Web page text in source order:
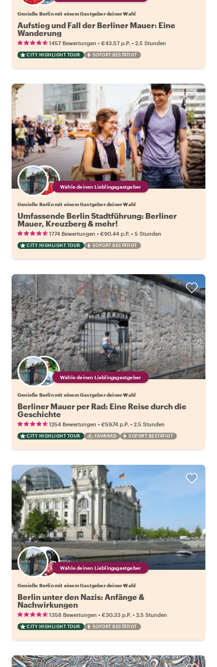
Genieße Berlin mit einem Gastgeber deiner Wahl
Aufstieg und Fall der Berliner Mauer: Eine
Wanderung
1457 Bewertungen • €43.57 p.P. • 2.5 Stunden
CITY HIGHLIGHT TOUR SOFORT BESTÄTIGT
Wähle deinen Lieblingsgastgeber
Genieße Berlin mit einem Gastgeber deiner Wahl
Umfassende Berlin Stadtführung: Berliner
Mauer, Kreuzberg & mehr!
1774 Bewertungen • €90.44 p.P. • 5 Stunden
CITY HIGHLIGHT TOUR SOFORT BESTÄTIGT
Wähle deinen Lieblingsgastgeber
Genieße Berlin mit einem Gastgeber deiner Wahl
Berliner Mauer per Rad: Eine Reise durch die
Geschichte
1254 Bewertungen • €59.74 p.P. • 2.5 Stunden
CITY HIGHLIGHT TOUR FAHRRAD SOFORT BESTÄTIGT
Wähle deinen Lieblingsgastgeber
Genieße Berlin mit einem Gastgeber deiner Wahl
Berlin unter den Nazis: Anfänge &
Nachwirkungen
1358 Bewertungen • €30.33 p.P. • 2.5 Stunden
CITY HIGHLIGHT TOUR SOFORT BESTÄTIGT